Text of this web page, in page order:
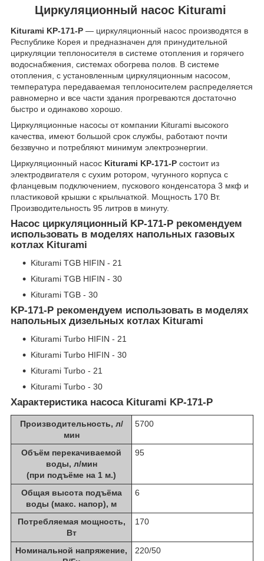
Циркуляционный насос Kiturami
Kiturami KP-171-P — циркуляционный насос производятся в
Республике Корея и предназначен для принудительной
циркуляции теплоносителя в системе отопления и горячего
водоснабжения, системах обогрева полов. В системе
отопления, с установленным циркуляционным насосом,
температура передаваемая теплоносителем распределяется
равномерно и все части здания прогреваются достаточно
быстро и одинаково хорошо.
Циркуляционные насосы от компании Kiturami высокого
качества, имеют большой срок службы, работают почти
беззвучно и потребляют минимум электроэнергии.
Циркуляционный насос Kiturami KP-171-P состоит из
электродвигателя с сухим ротором, чугунного корпуса с
фланцевым подключением, пускового конденсатора 3 мкф и
пластиковой крышки с крыльчаткой. Мощность 170 Вт.
Производительность 95 литров в минуту.
Насос циркуляционный KP-171-P рекомендуем
использовать в моделях напольных газовых
котлах Kiturami
Kiturami TGB HIFIN - 21
Kiturami TGB HIFIN - 30
Kiturami TGB - 30
KP-171-P рекомендуем использовать в моделях
напольных дизельных котлах Kiturami
Kiturami Turbo HIFIN - 21
Kiturami Turbo HIFIN - 30
Kiturami Turbo - 21
Kiturami Turbo - 30
Характеристика насоса Kiturami KP-171-P
Производительность, л/
мин
5700
Объём перекачиваемой
воды, л/мин
(при подъёме на 1 м.)
95
Общая высота подъёма
воды (макс. напор), м
6
Потребляемая мощность,
Вт
170
Номинальной напряжение,
220/50